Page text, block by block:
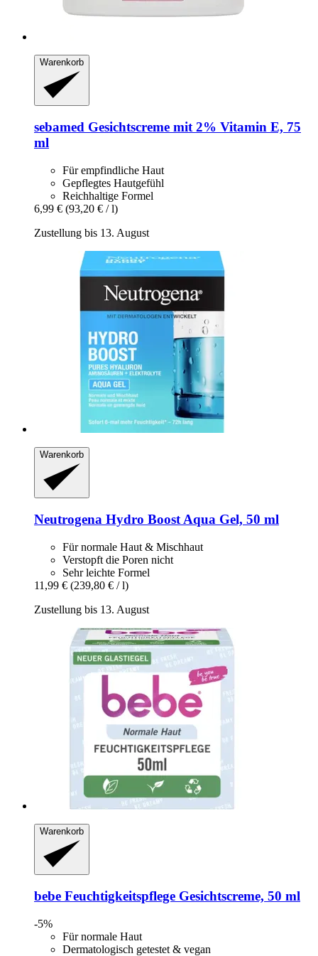
Warenkorb
sebamed Gesichtscreme mit 2% Vitamin E, 75
ml
Für empfindliche Haut
Gepflegtes Hautgefühl
Reichhaltige Formel
6,99 € (93,20 € / l)
Zustellung bis 13. August
Warenkorb
Neutrogena Hydro Boost Aqua Gel, 50 ml
Für normale Haut & Mischhaut
Verstopft die Poren nicht
Sehr leichte Formel
11,99 € (239,80 € / l)
Zustellung bis 13. August
Warenkorb
bebe Feuchtigkeitspflege Gesichtscreme, 50 ml
-5%
Für normale Haut
Dermatologisch getestet & vegan